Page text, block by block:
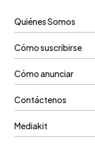
Quiénes Somos
Cómo suscribirse
Cómo anunciar
Contáctenos
Mediakit